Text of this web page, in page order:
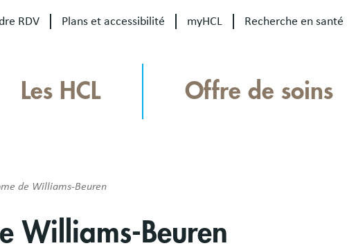
RDV Plans et accessibilité myHCL Recherche en santé
Les HCL Offre de soins
de Williams-Beuren
Williams-Beuren